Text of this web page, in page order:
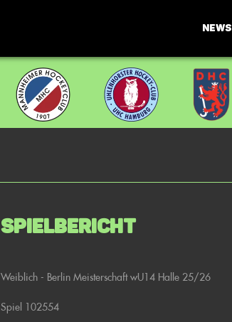
NEWS
Spielbericht
Weiblich - Berlin Meisterschaft wU14 Halle 25/26
Spiel 102554